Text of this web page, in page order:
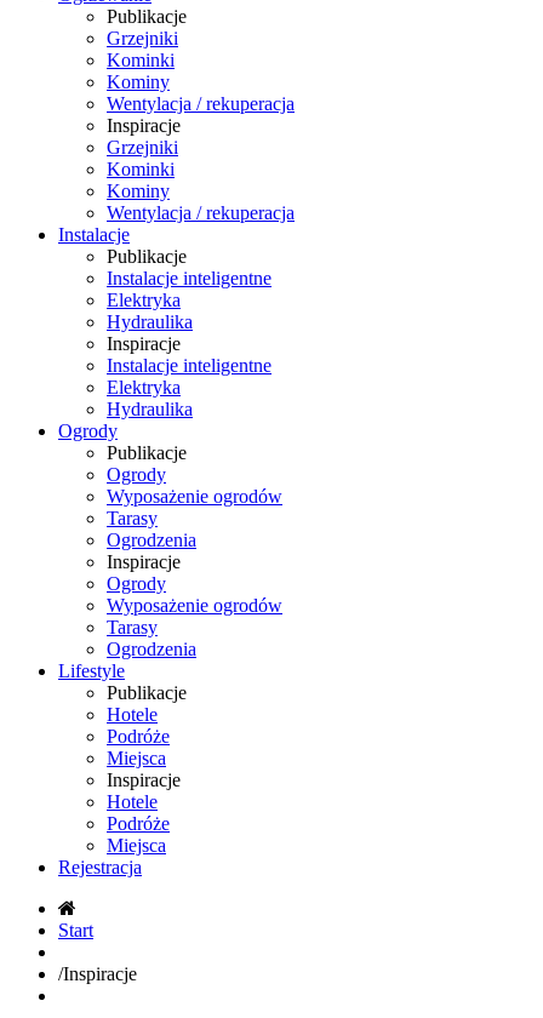
Publikacje
Grzejniki
Kominki
Kominy
Wentylacja / rekuperacja
Inspiracje
Grzejniki
Kominki
Kominy
Wentylacja / rekuperacja
Instalacje
Publikacje
Instalacje inteligentne
Elektryka
Hydraulika
Inspiracje
Instalacje inteligentne
Elektryka
Hydraulika
Ogrody
Publikacje
Ogrody
Wyposażenie ogrodów
Tarasy
Ogrodzenia
Inspiracje
Ogrody
Wyposażenie ogrodów
Tarasy
Ogrodzenia
Lifestyle
Publikacje
Hotele
Podróże
Miejsca
Inspiracje
Hotele
Podróże
Miejsca
Rejestracja
Start
/Inspiracje